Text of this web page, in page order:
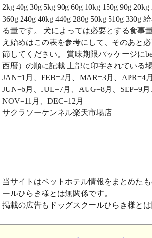
2kg 40g 30g 5kg 90g 60g 10kg 150g 90g 20kg
360g 240g 40kg 440g 280g 50kg 510g 330g
る量です。 犬によっては必要とする食事
え始めはこの表を参考にして、そのあと
節してください。 賞味期限パッケージに
西暦）の順に記載 上部に印字されている
JAN=1月、FEB=2月、MAR=3月、APR=4
JUN=6月、JUL=7月、AUG=8月、SEP=9月
NOV=11月、DEC=12月
サクラソーケンネル楽天市場店
当サイトはペットホテル情報をまとめた
ールひらき様とは無関係です。
掲載の広告もドッグスクールひらき様とは